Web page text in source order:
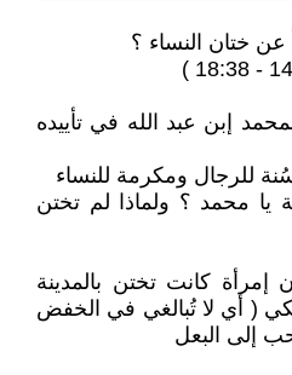
إبن عبد الله في تأييده
للرجال ومكرمة للنساء
يا محمد ؟ ولماذا لم تختن
كانت تختن بالمدينة
( أي لا تُبالغي في الخفض
إلى البعل